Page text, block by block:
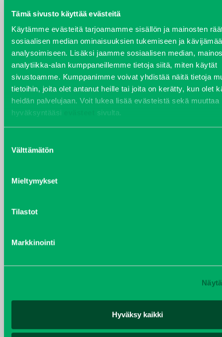
Tämä sivusto käyttää evästeitä
Käytämme evästeitä tarjoamamme sisällön ja mainosten
sosiaalisen median ominaisuuksien tukemiseen ja
analysoimiseen. Lisäksi jaamme sosiaalisen median,
analytiikka-alan kumppaneillemme tietoja siitä, miten käytät
sivustoamme. Kumppanimme voivat yhdistää näitä tietoja
tietoihin, joita olet antanut heille tai joita on kerätty, kun olet
heidän palvelujaan. Voit lukea lisää evästeistä sekä muuttaa
hyväksyntääsi
sivulta.
valinta
Välttämätön
Mieltymykset
Tilastot
Markkinointi
Hyväksy kaikki
YHTEYSTIEDOT
VARAOSAT
Varaosat
Puh 020 7458 686
varaosat@j-trading.fi
Taajama- ja viheralueiden hoitokoneet ja
Vuokrakoneet